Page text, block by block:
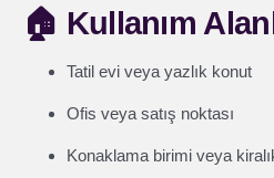
🏠 Kullanım
Tatil evi veya yazlık konut
Ofis veya satış noktası
Konaklama birimi veya